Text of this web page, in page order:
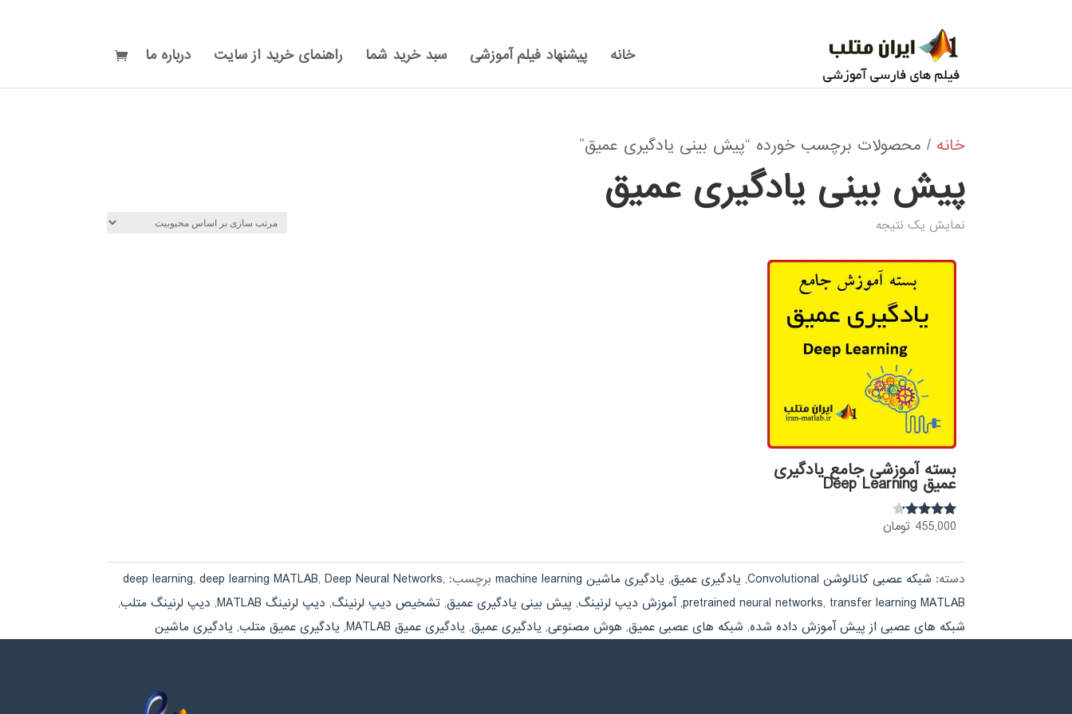
خانه پیشنهاد فیلم آموزشی سبد خرید شما راهنمای خرید از سایت درباره ما
خانه / محصولات برچسب خورده “پیش بینی یادگیری عمیق”
پیش بینی یادگیری عمیق
نمایش یک نتیجه
بسته آموزشی جامع یادگیری
عمیق Deep Learning
نمره
455,000 تومان
دسته: شبکه عصبی کانالوشن Convolutional , یادگیری عمیق, یادگیری ماشین machine learning برچسب: deep learning, deep learning MATLAB, Deep Neural Networks,
pretrained neural networks, transfer learning MATLAB
,آموزش دیپ لرنینگ, پیش بینی یادگیری عمیق,تشخیص دیپ لرنینگ, دیپ لرنینگ MATLAB , دیپ لرنینگ متلب,
شبکه های عصبی از پیش آموزش داده شده, شبکه های عصبی عمیق, هوش مصنوعی, یادگیری عمیق, یادگیری عمیق MATLAB , یادگیری عمیق متلب, یادگیری ماشین